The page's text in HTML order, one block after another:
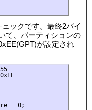
ックです。最終2バイ
て、パーティションの
が設定され
= 0;